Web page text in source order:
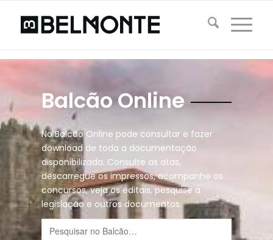
Balcão Online
No Balcão Online pode consultar e fazer
download de toda a documentação
disponibilizada. Consulte as atas,
descarregue os impressos, acompanhe os
concursos, veja os editais, pesquise a
legislação e outros documentos.